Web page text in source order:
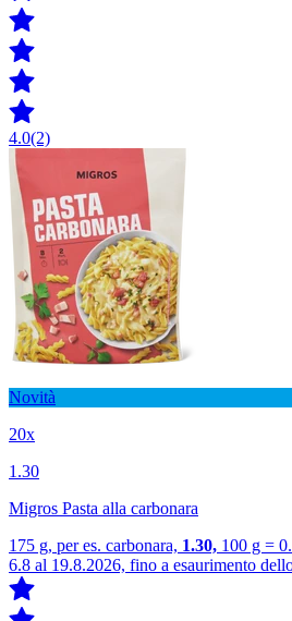
4.0(2)
Novità
20x
1.30
Migros Pasta alla carbonara
175 g, per es. carbonara, 1.30, 100 g =
6.8 al 19.8.2026, fino a esaurimento